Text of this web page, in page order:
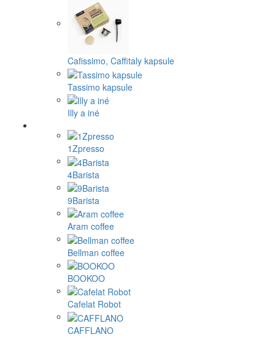
Cafissimo, Caffitaly kapsule
Tassimo kapsule
Illy a iné
1Zpresso
4Barista
9Barista
Aram coffee
Bellman coffee
BOOKOO
Cafelat Robot
CAFFLANO